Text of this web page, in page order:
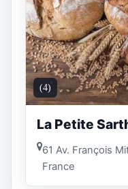
(4)
La Petite
61 Av. François
France